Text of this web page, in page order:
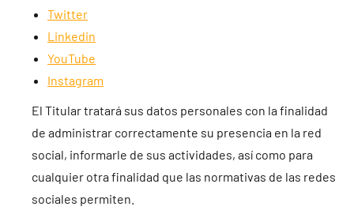
Twitter
Linkedin
YouTube
Instagram
El Titular tratará sus datos personales con la finalidad
de administrar correctamente su presencia en la red
social, informarle de sus actividades, así como para
cualquier otra finalidad que las normativas de las redes
sociales permiten.